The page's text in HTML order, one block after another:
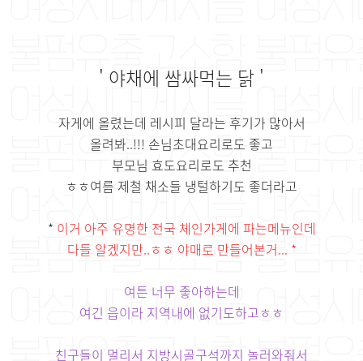
' 야채에 쌈싸먹는 닭 '
자게에 올렸는데 레시피 달라는 후기가 많아서
올려봐..!!! 손님초대요리로도 좋고
부모님 효도요리로도 추천
ㅎㅎ여름 제철 채소들 냉털하기도 좋더라고
* 이거 아주 유명한 전국 체인가게에 파는메뉴인데
다들 알겠지만..ㅎㅎ 야매로 만들어본거... *
여튼 너무 좋아하는데
여긴 읍이라 지역내에 없기도하고ㅎㅎ
친구들이 멀리서 지방시골구석까지 놀러와줘서